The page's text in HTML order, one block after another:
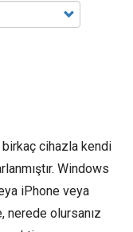
birkaç cihazla kendi
Windows
iPhone veya
nerede olursanız